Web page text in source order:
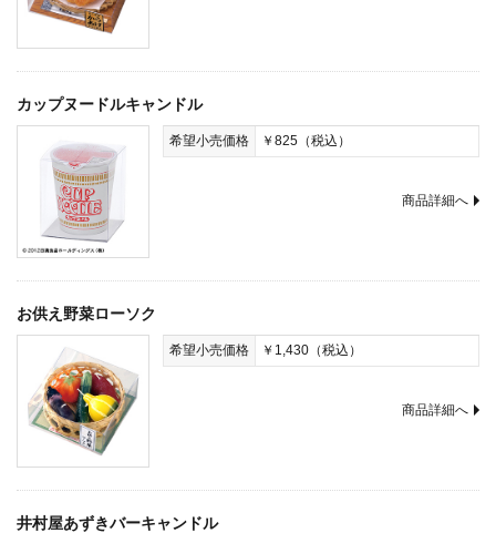
カップヌードルキャンドル
希望小売価格 ￥825（税込）
商品詳細へ
お供え野菜ローソク
希望小売価格 ￥1,430（税込）
商品詳細へ
井村屋あずきバーキャンドル